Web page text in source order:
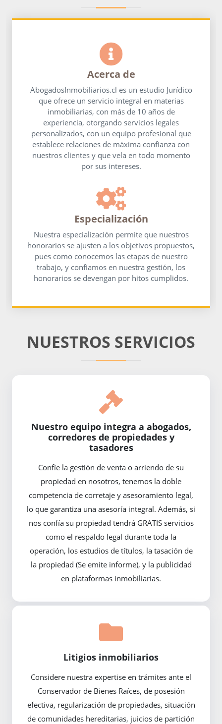
Acerca de
AbogadosInmobiliarios.cl es un estudio Jurídico
que ofrece un servicio integral en materias
inmobiliarias, con más de 10 años de
experiencia, otorgando servicios legales
personalizados, con un equipo profesional que
establece relaciones de máxima confianza con
nuestros clientes y que vela en todo momento
por sus intereses.
Especialización
Nuestra especialización permite que nuestros
honorarios se ajusten a los objetivos propuestos,
pues como conocemos las etapas de nuestro
trabajo, y confiamos en nuestra gestión, los
honorarios se devengan por hitos cumplidos.
NUESTROS SERVICIOS
Nuestro equipo integra a abogados,
corredores de propiedades y
tasadores
Confíe la gestión de venta o arriendo de su
propiedad en nosotros, tenemos la doble
competencia de corretaje y asesoramiento legal,
lo que garantiza una asesoría integral. Además, si
nos confía su propiedad tendrá GRATIS servicios
como el respaldo legal durante toda la
operación, los estudios de títulos, la tasación de
la propiedad (Se emite informe), y la publicidad
en plataformas inmobiliarias.
Litigios inmobiliarios
Considere nuestra expertise en trámites ante el
Conservador de Bienes Raíces, de posesión
efectiva, regularización de propiedades, situación
de comunidades hereditarias, juicios de partición